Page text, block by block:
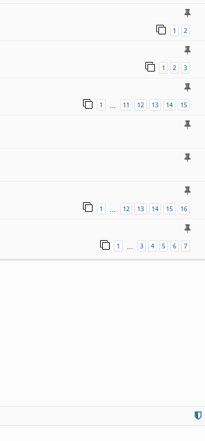
1 2
1 2 3
1 … 11 12 13 14 15
1 12 13 14 15 16
1 3 4 5 6 7